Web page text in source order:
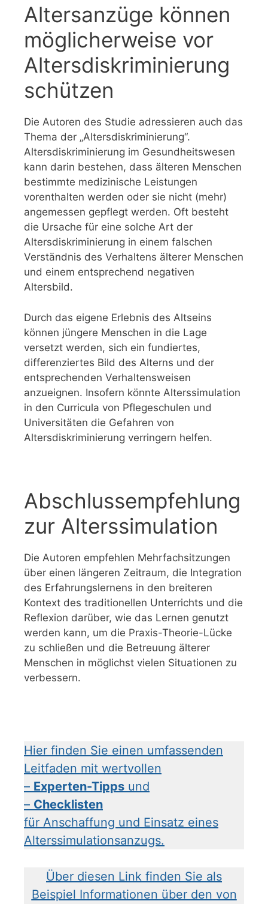
Altersanzüge können
möglicherweise vor
Altersdiskriminierung
schützen
Die Autoren des Studie adressieren auch das
Thema der „Altersdiskriminierung“.
Altersdiskriminierung im Gesundheitswesen
kann darin bestehen, dass älteren Menschen
bestimmte medizinische Leistungen
vorenthalten werden oder sie nicht (mehr)
angemessen gepflegt werden. Oft besteht
die Ursache für eine solche Art der
Altersdiskriminierung in einem falschen
Verständnis des Verhaltens älterer Menschen
und einem entsprechend negativen
Altersbild.
Durch das eigene Erlebnis des Altseins
können jüngere Menschen in die Lage
versetzt werden, sich ein fundiertes,
differenziertes Bild des Alterns und der
entsprechenden Verhaltensweisen
anzueignen. Insofern könnte Alterssimulation
in den Curricula von Pflegeschulen und
Universitäten die Gefahren von
Altersdiskriminierung verringern helfen.
Abschlussempfehlung
zur Alterssimulation
Die Autoren empfehlen Mehrfachsitzungen
über einen längeren Zeitraum, die Integration
des Erfahrungslernens in den breiteren
Kontext des traditionellen Unterrichts und die
Reflexion darüber, wie das Lernen genutzt
werden kann, um die Praxis-Theorie-Lücke
zu schließen und die Betreuung älterer
Menschen in möglichst vielen Situationen zu
verbessern.
Hier finden Sie einen umfassenden
Leitfaden mit wertvollen
– Experten-Tipps und
– Checklisten
für Anschaffung und Einsatz eines
Alterssimulationsanzugs.
Über diesen Link finden Sie als
Beispiel Informationen über den von